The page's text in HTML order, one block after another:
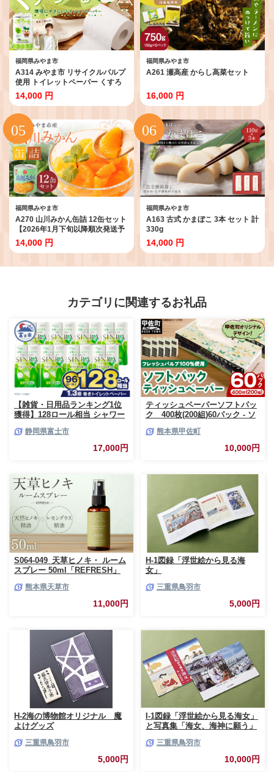
福岡県みやま市
A314 みやま市 リサイクルパルプ
使用 トイレットペーパー くすろ
ーる 12ロールW × 8個 合計 96ロ
ール 日用品 消耗品 エコ 古紙 常温
国産 福岡県
14,000 円
福岡県みやま市
A261 瀬高産 からし高菜セット
16,000 円
福岡県みやま市
A270 山川みかん缶詰 12缶セット
【2026年1月下旬以降順次発送予
定】
14,000 円
福岡県みやま市
A163 古式 かまぼこ 3本 セット 計
330g
14,000 円
カテゴリに関連するお礼品
【雑貨・日用品ランキング1位
獲得】128ロール相当 シャワー
ー ダブル プレミアムシンラ 96
ロール (12R×8パック) 配達時間
指定可能 1.3倍巻き トイレット
ーパー 人気 おすすめ [sf001-
012]
静岡県富士市
17,000円
ティッシュペーパーソフトパッ
ク 400枚(200組)60パック - ソ
ー 生活用品 雑貨 日用品 必需品
紙 常備品 まとめ買い 備蓄 防災
ストック 熊本県 甲佐町【ZC】
熊本県甲佐町
10,000円
S064-049_天草ヒノキ・ ルーム
スプレー 50ml「REFRESH」
熊本県天草市
11,000円
H-1図録「浮世絵から見る海
女」
三重県鳥羽市
5,000円
H-2海の博物館オリジナル 魔
よけグッズ
三重県鳥羽市
5,000円
I-1図録「浮世絵から見る海女」
と写真集「海女、海神に願う」
三重県鳥羽市
10,000円